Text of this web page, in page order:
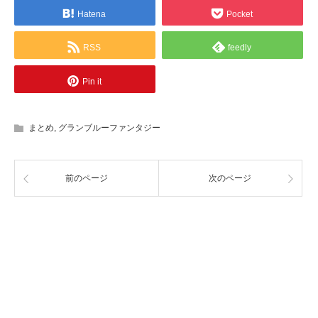
Hatena Pocket
RSS feedly
Pin it
まとめ, グランブルーファンタジー
前のページ 次のページ